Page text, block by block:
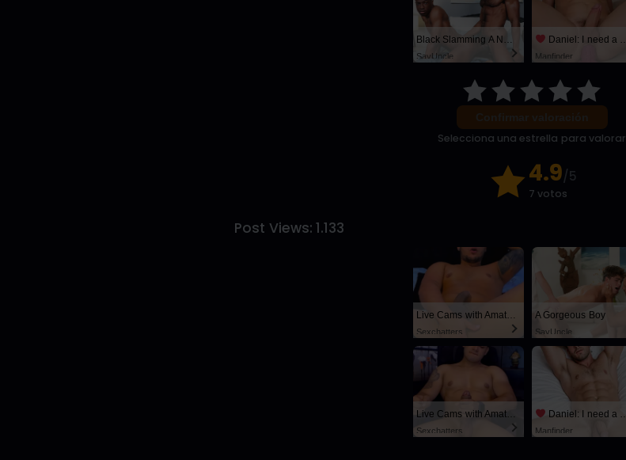
SayUncle
Daniel: I need a man for a spicy night...
Manfinder
Selecciona una estrella para valorar
4.9/5
7 votos
Post Views: 1.133
Live Cams with Amateur Men
Sexchatters
A Gorgeous Boy
SayUncle
Live Cams with Amateur Men
Sexchatters
Daniel: I need a man for a spicy night...
Manfinder